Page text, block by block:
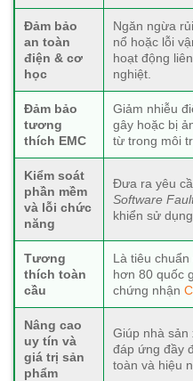
Đảm bảo
an toàn
điện & cơ
học
Ngăn ngừa
nổ hoặc lỗi
hoạt động
nghiệt.
Đảm bảo
tương
thích EMC
Giảm nhiễu
gây hoặc bị
từ trong môi
Kiểm soát
phần mềm
và lỗi chức
năng
Đưa ra yêu
Software
khiển sử
Tương
thích toàn
cầu
Là tiêu
hơn 80 quốc
chứng nhận
Nâng cao
uy tín và
giá trị sản
phẩm
Giúp nhà sản
đáp ứng đầy
toàn và hiệu